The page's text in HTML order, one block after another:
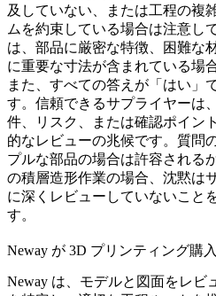
及していない、または工程の複
ムを約束している場合は注意し
は、部品に厳密な特徴、困難な
に重要な寸法が含まれている場
また、すべての答えが「はい」
す。信頼できるサプライヤーは
件、リスク、または確認ポイン
的なレビューの兆候です。質問
プルな部品の場合は許容される
の積層造形作業の場合、沈黙は
に深くレビューしていないこと
す。
Neway が 3D プリンティング購
Neway は、モデルと図面をレビ